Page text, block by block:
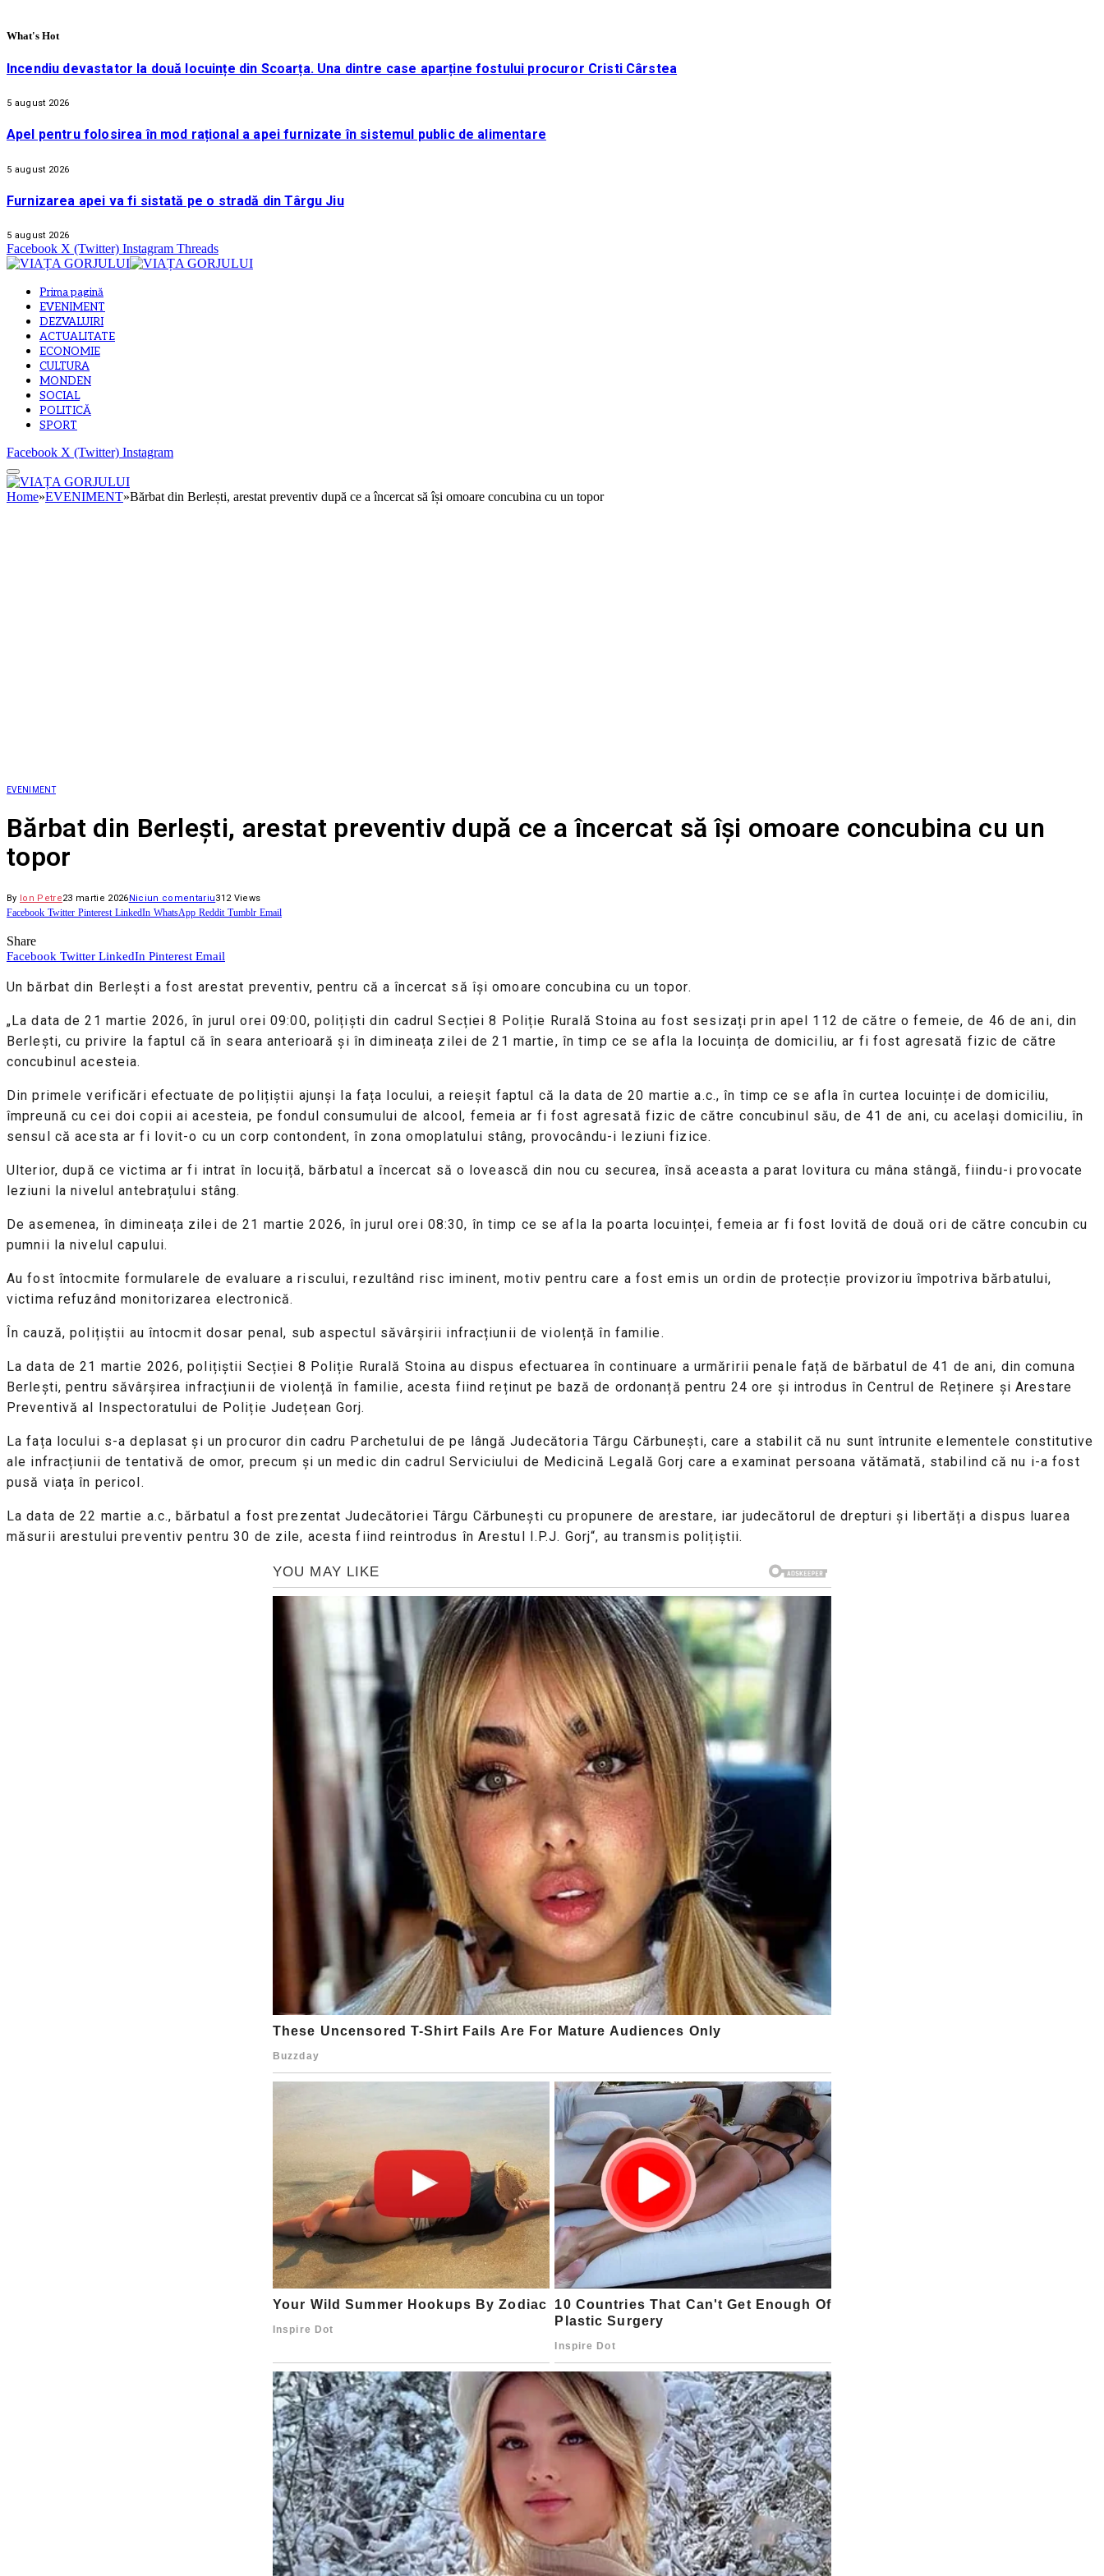
What's Hot
Incendiu devastator la două locuințe din Scoarța. Una dintre case aparține fostului procuror Cristi Cârstea
5 august 2026
Apel pentru folosirea în mod rațional a apei furnizate în sistemul public de alimentare
5 august 2026
Furnizarea apei va fi sistată pe o stradă din Târgu Jiu
5 august 2026
Facebook X (Twitter) Instagram Threads
Prima pagină
EVENIMENT
DEZVALUIRI
ACTUALITATE
ECONOMIE
CULTURA
MONDEN
SOCIAL
POLITICĂ
SPORT
Facebook X (Twitter) Instagram
Home»EVENIMENT»Bărbat din Berlești, arestat preventiv după ce a încercat să își omoare concubina cu un topor
EVENIMENT
Bărbat din Berlești, arestat preventiv după ce a încercat să își omoare concubina cu un
topor
By Ion Petre23 martie 2026Niciun comentariu312 Views
Facebook Twitter Pinterest LinkedIn WhatsApp Reddit Tumblr Email
Share
Facebook Twitter LinkedIn Pinterest Email
Un bărbat din Berlești a fost arestat preventiv, pentru că a încercat să își omoare concubina cu un topor.
„La data de 21 martie 2026, în jurul orei 09:00, polițiști din cadrul Secției 8 Poliție Rurală Stoina au fost sesizați prin apel 112 de către o femeie, de 46 de ani, din
Berlești, cu privire la faptul că în seara anterioară și în dimineața zilei de 21 martie, în timp ce se afla la locuința de domiciliu, ar fi fost agresată fizic de către
concubinul acesteia.
Din primele verificări efectuate de polițiștii ajunși la fața locului, a reieșit faptul că la data de 20 martie a.c., în timp ce se afla în curtea locuinței de domiciliu,
împreună cu cei doi copii ai acesteia, pe fondul consumului de alcool, femeia ar fi fost agresată fizic de către concubinul său, de 41 de ani, cu același domiciliu, în
sensul că acesta ar fi lovit-o cu un corp contondent, în zona omoplatului stâng, provocându-i leziuni fizice.
Ulterior, după ce victima ar fi intrat în locuiță, bărbatul a încercat să o lovească din nou cu securea, însă aceasta a parat lovitura cu mâna stângă, fiindu-i provocate
leziuni la nivelul antebrațului stâng.
De asemenea, în dimineața zilei de 21 martie 2026, în jurul orei 08:30, în timp ce se afla la poarta locuinței, femeia ar fi fost lovită de două ori de către concubin cu
pumnii la nivelul capului.
Au fost întocmite formularele de evaluare a riscului, rezultând risc iminent, motiv pentru care a fost emis un ordin de protecție provizoriu împotriva bărbatului,
victima refuzând monitorizarea electronică.
În cauză, polițiștii au întocmit dosar penal, sub aspectul săvârşirii infracțiunii de violență în familie.
La data de 21 martie 2026, polițiștii Secției 8 Poliție Rurală Stoina au dispus efectuarea în continuare a urmăririi penale față de bărbatul de 41 de ani, din comuna
Berlești, pentru săvârșirea infracțiunii de violență în familie, acesta fiind reținut pe bază de ordonanță pentru 24 ore și introdus în Centrul de Reținere și Arestare
Preventivă al Inspectoratului de Poliție Județean Gorj.
La fața locului s-a deplasat și un procuror din cadru Parchetului de pe lângă Judecătoria Târgu Cărbunești, care a stabilit că nu sunt întrunite elementele constitutive
ale infracțiunii de tentativă de omor, precum și un medic din cadrul Serviciului de Medicină Legală Gorj care a examinat persoana vătămată, stabilind că nu i-a fost
pusă viața în pericol.
La data de 22 martie a.c., bărbatul a fost prezentat Judecătoriei Târgu Cărbunești cu propunere de arestare, iar judecătorul de drepturi și libertăți a dispus luarea
măsurii arestului preventiv pentru 30 de zile, acesta fiind reintrodus în Arestul I.P.J. Gorj“, au transmis polițiștii.